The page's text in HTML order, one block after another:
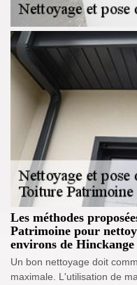
Les méthodes
Patrimoine pour
environs de Hinckange
Un bon nettoyage doit
maximale. L'utilisation de